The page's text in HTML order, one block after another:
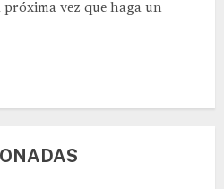
próxima vez que haga un